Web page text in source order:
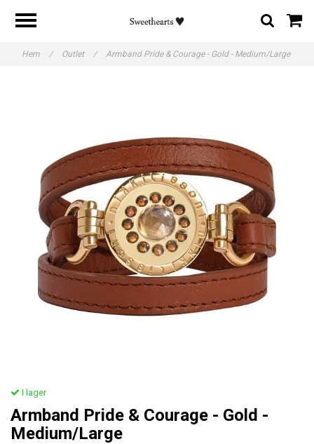
Hem / Outlet / Armband Pride & Courage - Gold - Medium/Large
I lager
Armband Pride & Courage - Gold -
Medium/Large